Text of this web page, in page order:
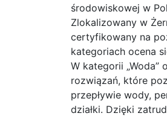
środowiskowej w
Zlokalizowany w
certyfikowany na
kategoriach ocena
W kategorii
rozwiązań, które
przepływie wody,
działki. Dzięki